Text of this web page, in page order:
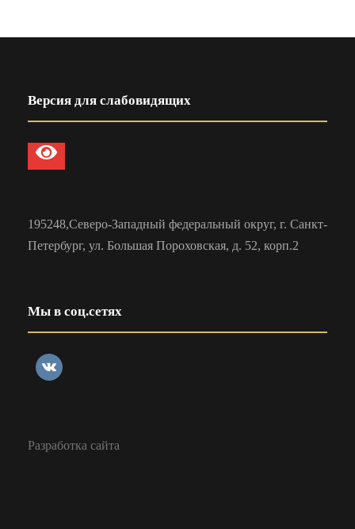
Версия для слабовидящих
195248,Северо-Западный федеральный округ, г. Санкт-
Петербург, ул. Большая Пороховская, д. 52, корп.2
Мы в соц.сетях
Разработка сайта